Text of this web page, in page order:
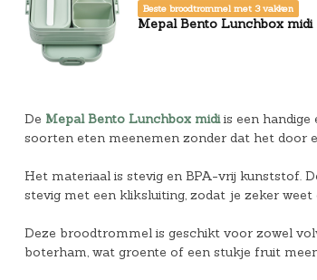
Beste broodtrommel met 3 vakken
Mepal Bento Lunchbox midi
De Mepal Bento Lunchbox midiis een handige
soorten eten meenemen zonder dat het door
Het materiaal is stevig en BPA-vrij kunststof.
stevig met een kliksluiting, zodat je zeker
Deze broodtrommel is geschikt voor zowel
boterham, wat groente of een stukje fruit